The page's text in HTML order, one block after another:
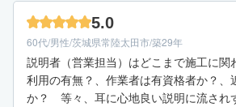
ん。実際、作業は丁寧で細部に渡り妥協
作業跡から感じ取れました。天候の影響
延びましたが、元々、品質優先での施工
仕上りは大変満足のいくものでした。と
さんでした。
5.0
60代/男性/茨城県常陸太田市/築29年
説明者（営業担当）はどこまで施工に関
利用の有無？、作業者は有資格者か？、
か？ 等々、耳に心地良い説明に流され